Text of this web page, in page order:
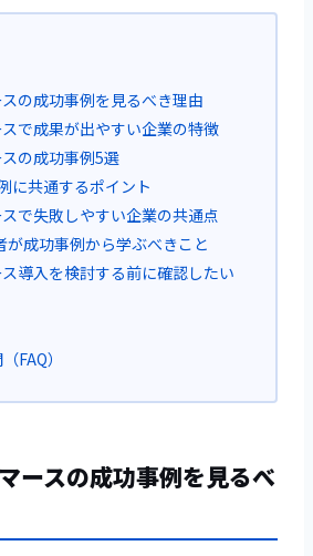
の成功事例を見るべき理由
で成果が出やすい企業の特徴
の成功事例5選
に共通するポイント
で失敗しやすい企業の共通点
が成功事例から学ぶべきこと
導入を検討する前に確認したい
FAQ）
ースの成功事例を見るべ